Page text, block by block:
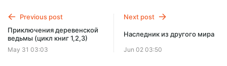
было, так и нет. Но стоит ли...
UNLOCK POST
Previous post
Приключения деревенской
ведьмы (цикл книг 1,2,3)
May 31 03:03
Next post
Наследник из другого мира
Jun 02 03:50